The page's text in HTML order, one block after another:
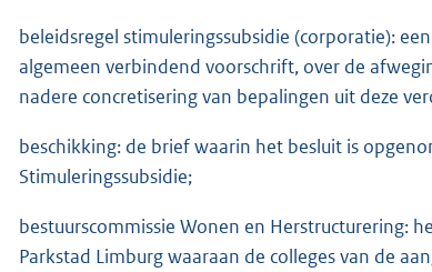
beleidsregel stimuleringssubsidie (corporatie):
algemeen verbindend voorschrift, over de
nadere concretisering van bepalingen uit deze
beschikking: de brief waarin het besluit is
Stimuleringssubsidie;
bestuurscommissie Wonen en Herstructurering:
Parkstad Limburg waaraan de colleges van de